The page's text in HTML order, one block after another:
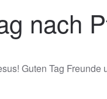
nach
Guten Tag